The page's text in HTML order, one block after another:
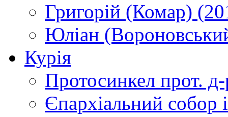
Григорій (Комар)
Юліан
Курія
Протосинкел прот.
Єпархіальний собор